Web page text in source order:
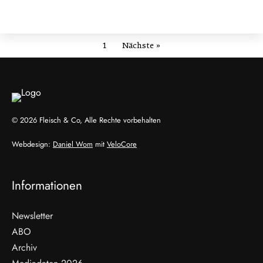
1 Nächste »
© 2026 Fleisch & Co, Alle Rechte vorbehalten
Webdesign: Daniel Wom mit VeloCore
Informationen
Newsletter
ABO
Archiv